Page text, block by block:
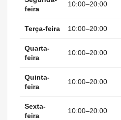
feira
10:00–20:00
Terça-feira 10:00–20:00
Quarta-
feira
10:00–20:00
Quinta-
feira
10:00–20:00
Sexta-
feira
10:00–20:00